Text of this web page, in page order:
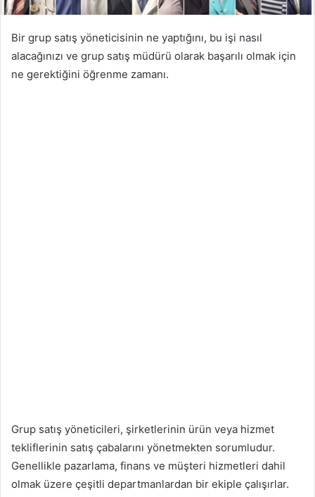
Bir grup satış yöneticisinin ne yaptığını, bu işi nasıl
alacağınızı ve grup satış müdürü olarak başarılı olmak için
ne gerektiğini öğrenme zamanı.
Grup satış yöneticileri, şirketlerinin ürün veya hizmet
tekliflerinin satış çabalarını yönetmekten sorumludur.
Genellikle pazarlama, finans ve müşteri hizmetleri dahil
olmak üzere çeşitli departmanlardan bir ekiple çalışırlar.